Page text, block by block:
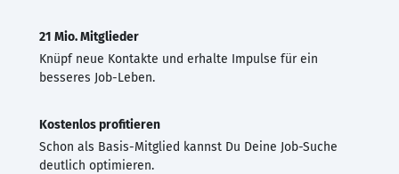
21 Mio. Mitglieder
Knüpf neue Kontakte und erhalte Impulse für ein
besseres Job-Leben.
Kostenlos profitieren
Schon als Basis-Mitglied kannst Du Deine Job-Suche
deutlich optimieren.